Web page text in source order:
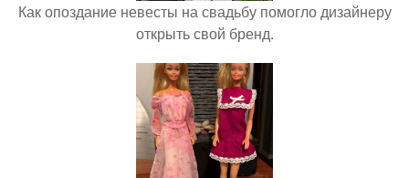
Как опоздание невесты на свадьбу помогло дизайнеру
открыть свой бренд.